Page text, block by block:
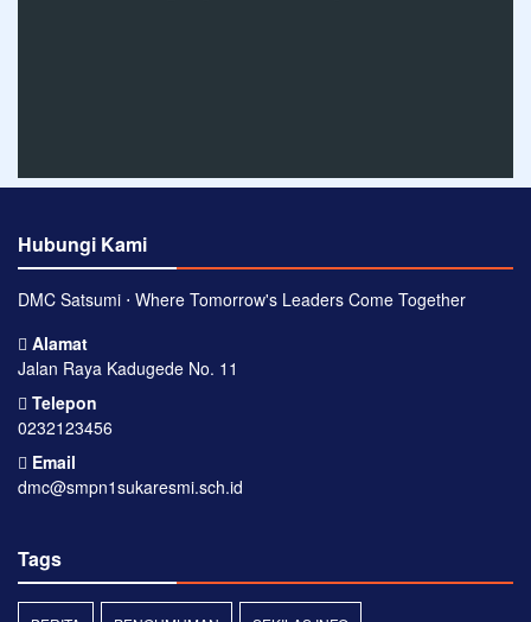
Hubungi Kami
DMC Satsumi ⋅ Where Tomorrow's Leaders Come Together
Alamat
Jalan Raya Kadugede No. 11
Telepon
0232123456
Email
dmc@smpn1sukaresmi.sch.id
Tags